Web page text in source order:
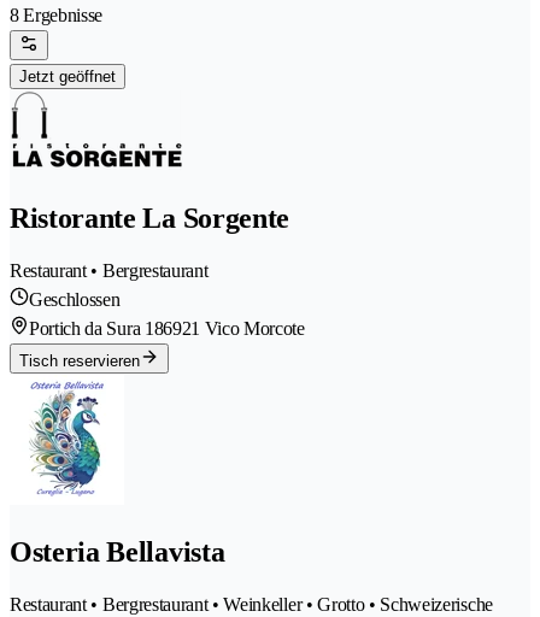
8 Ergebnisse
Jetzt geöffnet
Ristorante La Sorgente
Restaurant • Bergrestaurant
Geschlossen
Portich da Sura 186921 Vico Morcote
Tisch reservieren
Osteria Bellavista
Restaurant • Bergrestaurant • Weinkeller • Grotto • Schweizerische